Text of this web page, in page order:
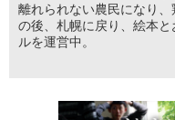
離れられない農民になり
の後、札幌に戻り、絵本
ルを運営中。